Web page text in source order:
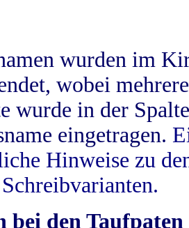
wurden im
wobei
wurde in der
eingetragen.
Hinweise zu
bei den Taufpaten